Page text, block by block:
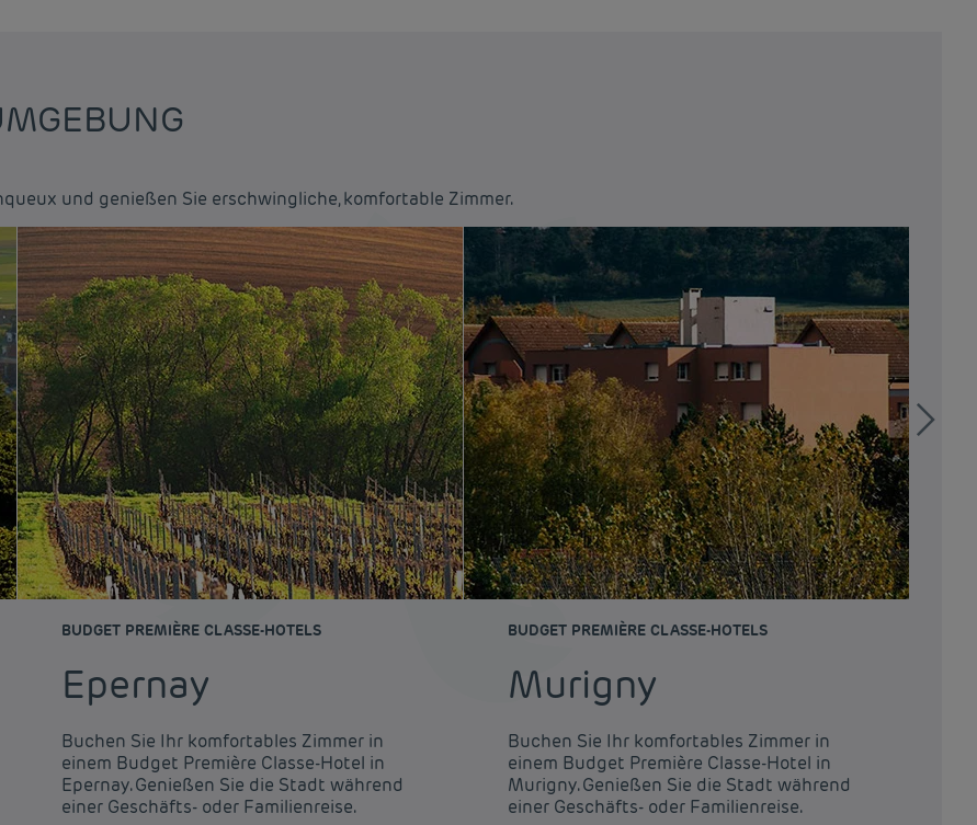
und genießen Sie erschwingliche, komfortable Zimmer.
BUDGET PREMIÈRE CLASSE-HOTELS
Epernay
Buchen Sie Ihr komfortables Zimmer in
einem Budget Première Classe-Hotel in
Epernay. Genießen Sie die Stadt während
einer Geschäfts- oder Familienreise.
BUDGET PREMIÈRE CLASSE-HOTELS
Murigny
Buchen Sie Ihr komfortables Zimmer in
einem Budget Première Classe-Hotel in
Murigny. Genießen Sie die Stadt während
einer Geschäfts- oder Familienreise.